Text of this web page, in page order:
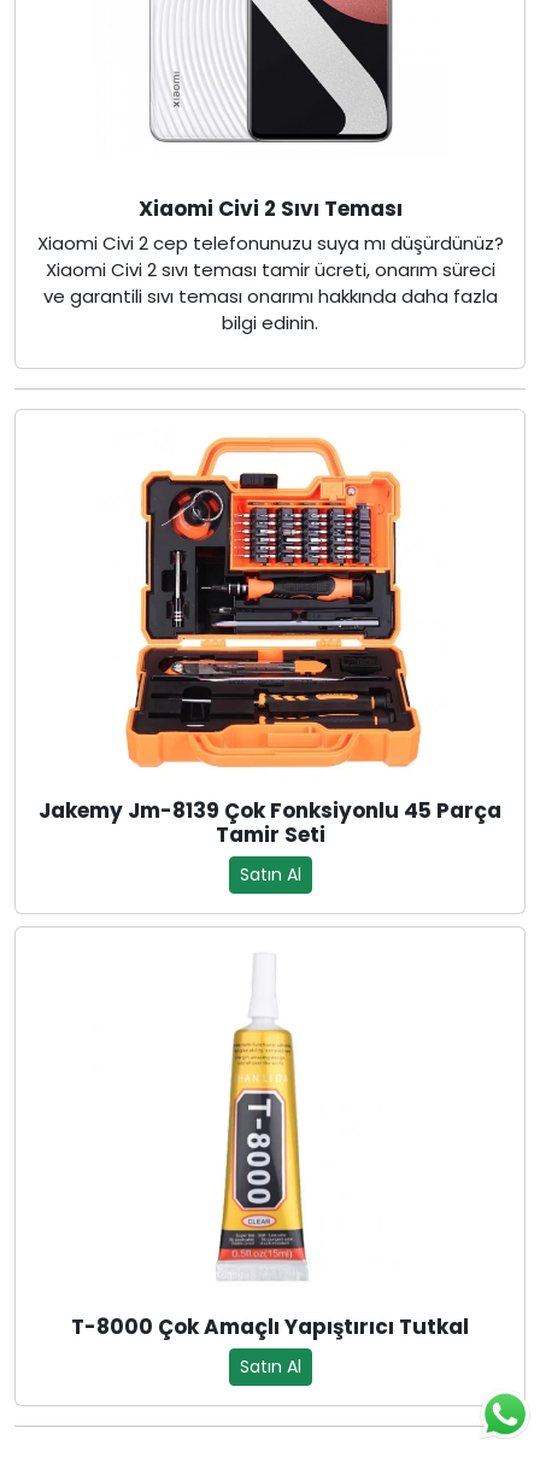
Xiaomi Civi 2 Sıvı Teması
Xiaomi Civi 2 cep telefonunuzu suya mı düşürdünüz?
Xiaomi Civi 2 sıvı teması tamir ücreti, onarım süreci
ve garantili sıvı teması onarımı hakkında daha fazla
bilgi edinin.
Jakemy Jm-8139 Çok Fonksiyonlu 45 Parça
Tamir Seti
Satın Al
T-8000 Çok Amaçlı Yapıştırıcı Tutkal
Satın Al